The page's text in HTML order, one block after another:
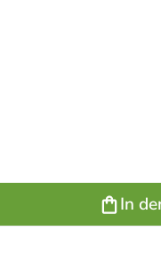
In